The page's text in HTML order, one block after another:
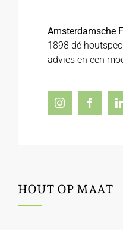
Amsterdamsche
1898 dé
advies en een
HOUT OP MAAT